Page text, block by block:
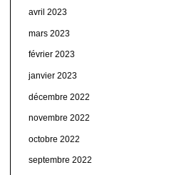
avril 2023
mars 2023
février 2023
janvier 2023
décembre 2022
novembre 2022
octobre 2022
septembre 2022